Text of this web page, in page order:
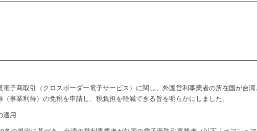
子商取引（クロスボーダー電子サービス）に関し、外国営利事業者の所在国が台
事業利得）の免税を申請し、税負担を軽減できる旨を明らかにしました。
適用